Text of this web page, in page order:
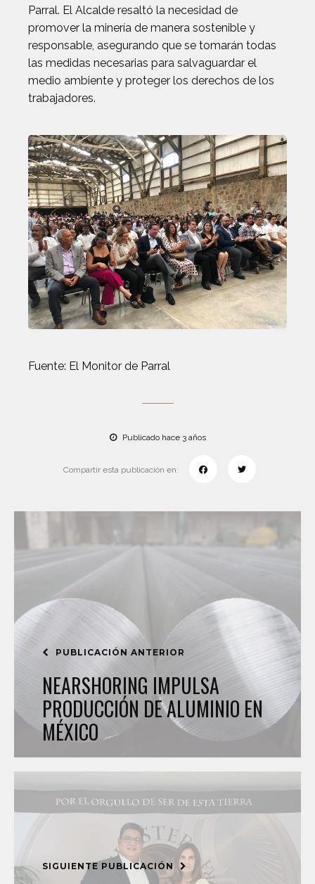
Parral. El Alcalde resaltó la necesidad de
promover la minería de manera sostenible y
responsable, asegurando que se tomarán todas
las medidas necesarias para salvaguardar el
medio ambiente y proteger los derechos de los
trabajadores.
Fuente: El Monitor de Parral
Publicado hace 3 años
Compartir esta publicación en:
PUBLICACIÓN ANTERIOR
NEARSHORING IMPULSA
PRODUCCIÓN DE ALUMINIO EN
MÉXICO
SIGUIENTE PUBLICACIÓN